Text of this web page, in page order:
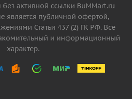
без активной ссылки BuMMart.ru
является публичной офертой,
Статьи 437 (2) ГК РФ. Все
и информационный
характер.